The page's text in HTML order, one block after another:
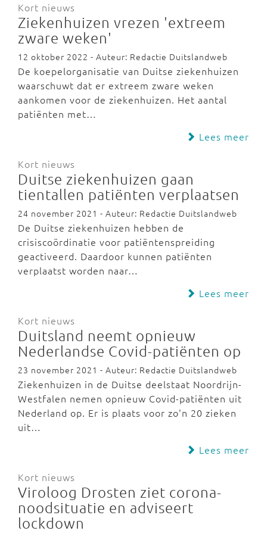
Kort nieuws
Ziekenhuizen vrezen 'extreem
zware weken'
12 oktober 2022 - Auteur: Redactie Duitslandweb
De koepelorganisatie van Duitse ziekenhuizen
waarschuwt dat er extreem zware weken
aankomen voor de ziekenhuizen. Het aantal
patiënten met…
Lees meer
Kort nieuws
Duitse ziekenhuizen gaan
tientallen patiënten verplaatsen
24 november 2021 - Auteur: Redactie Duitslandweb
De Duitse ziekenhuizen hebben de
crisiscoördinatie voor patiëntenspreiding
geactiveerd. Daardoor kunnen patiënten
verplaatst worden naar…
Lees meer
Kort nieuws
Duitsland neemt opnieuw
Nederlandse Covid-patiënten op
23 november 2021 - Auteur: Redactie Duitslandweb
Ziekenhuizen in de Duitse deelstaat Noordrijn-
Westfalen nemen opnieuw Covid-patiënten uit
Nederland op. Er is plaats voor zo'n 20 zieken
uit…
Lees meer
Kort nieuws
Viroloog Drosten ziet corona-
noodsituatie en adviseert
lockdown